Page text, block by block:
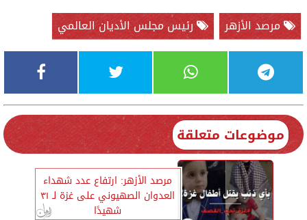
مرصد الأزهر
رئيس مجلس الأديان العالمي
موضوعات متعلقة
مرصد الأزهر: ارتفاع عدد شهداء
العدوان الصهيوني على غزة لـ ٣١
شهيدًا